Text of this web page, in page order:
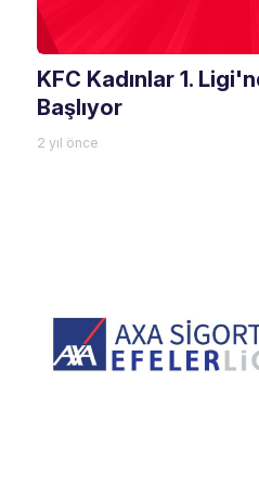
KFC Kadınlar 1.
Başlıyor
2 yıl önce